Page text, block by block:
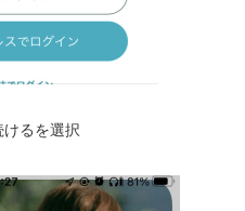
るを選択